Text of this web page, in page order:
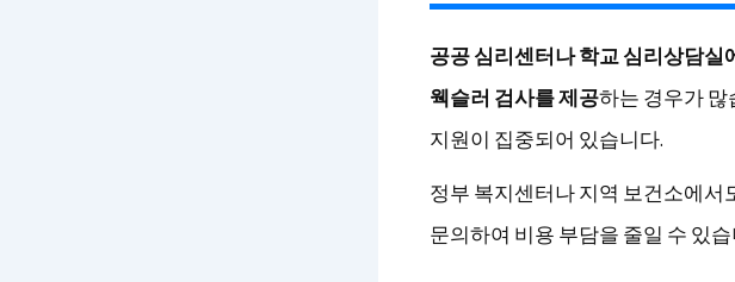
공공 심리센터나 학교 심리상담실
웩슬러 검사를 제공하는 경우가 많
지원이 집중되어 있습니다.
정부 복지센터나 지역 보건소에서
문의하여 비용 부담을 줄일 수 있